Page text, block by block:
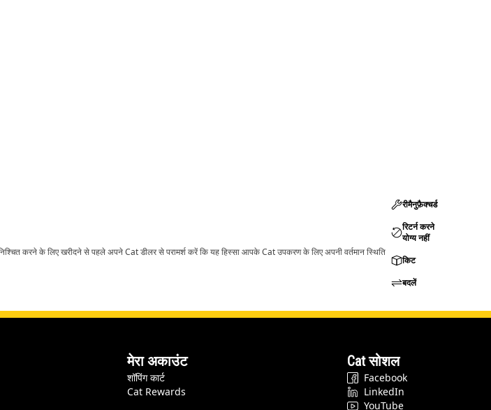
करने के लिए खरीदने से पहले अपने Cat डीलर से परामर्श करें कि यह हिस्सा आपके Cat उपकरण के लिए अपनी वर्तमान स्थिति
रीमैनुफ़ैक्चर्ड
रिटर्न करने
योग्य नहीं
किट
बदलें
मेरा अकाउंट
शॉपिंग कार्ट
Cat Rewards
Cat सोशल
Facebook
LinkedIn
YouTube